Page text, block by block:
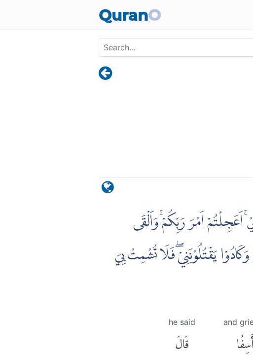
QuranO
اَعَجِلْتُمْ اَمْرَ رَبِّكُمْۚ وَاَلْقَى
يَقْتُلُوْنَنِيْۖ فَلَا تُشْمِتْ بِيَ
and
he said
قَالَ